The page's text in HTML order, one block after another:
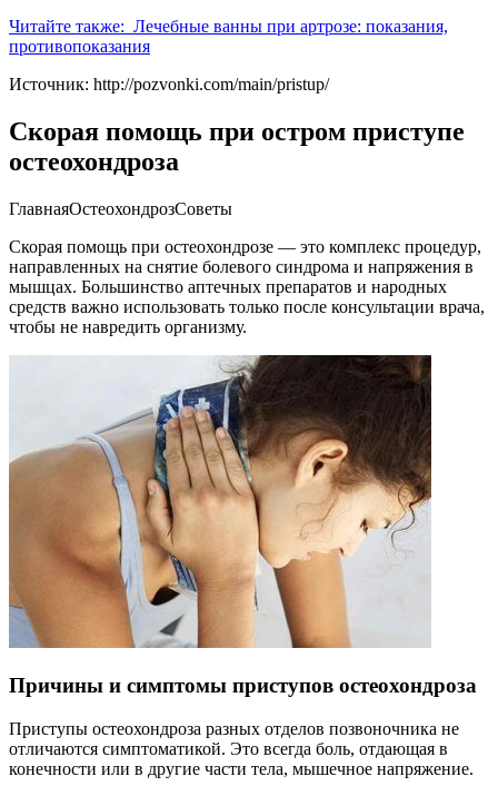
Читайте также: Лечебные ванны при артрозе: показания,
противопоказания
Источник: http://pozvonki.com/main/pristup/
Скорая помощь при остром приступе
остеохондроза
ГлавнаяОстеохондрозСоветы
Скорая помощь при остеохондрозе — это комплекс процедур,
направленных на снятие болевого синдрома и напряжения в
мышцах. Большинство аптечных препаратов и народных
средств важно использовать только после консультации врача,
чтобы не навредить организму.
Причины и симптомы приступов остеохондроза
Приступы остеохондроза разных отделов позвоночника не
отличаются симптоматикой. Это всегда боль, отдающая в
конечности или в другие части тела, мышечное напряжение.